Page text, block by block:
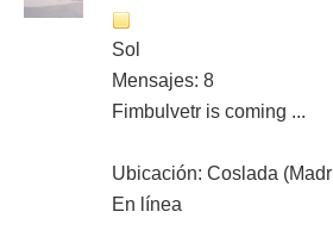
Sol
Mensajes: 8
Fimbulvetr is coming ...
Ubicación: Coslada
En línea